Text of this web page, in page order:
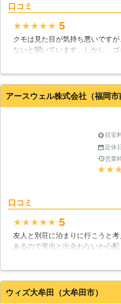
口コミ
★★★★★ 5
クモは見た目が気持ち悪いです
ないと聞いています。しかし、
や不衛生など、私にとって存在
た。やっとゴキブリで悩まずに生
アースウェル株式会社（福岡市
目安
定休
営業
口コミ
★★★★★ 5
友人と別荘に泊まりに行こうと
あるので害虫と出会わないか心
ある業者を調べた時に、こちら
事に別荘で素敵な時間を過ごす
おかげです。
ウィズ大牟田（大牟田市）